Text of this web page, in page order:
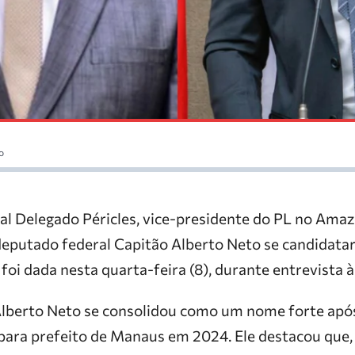
Delegado Péricles, vice-presidente do PL no
federal Capitão Alberto Neto se
dada nesta quarta-feira (8), durante entrevista
Neto se consolidou como um nome forte
prefeito de Manaus em 2024. Ele destacou